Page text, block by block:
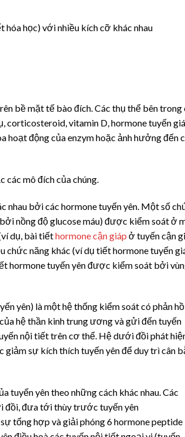
học) với nhiều kích cỡ khác nhau
bề mặt tế bào đích. Các thụ thể bên trong
corticosteroid, vitamin D, hormone tuyến
hoạt động của enzym hoặc ảnh hưởng đến
các mô đích của chúng.
bởi các hormone tuyến yên. Một số
nồng độ glucose máu) được kiểm soát ở
dụ, bài tiếthormone cận giáp ở tuyến cận
chức năng khác (ví dụ tiết hormone tuyến
hormone tuyến yên được kiểm soát bởi
yên) là một hệ thống kiểm soát có phản
hệ thần kinh trung ương và gửi đến tuyến
nội tiết trên cơ thể. Hệ dưới đồi phát
giảm sự kích thích tuyến yên để duy trì cân
tuyến yên theo những cách khác nhau. Các
đồi, đưa tới thùy trước tuyến yên
tổng hợp và giải phóng 6 hormone peptide